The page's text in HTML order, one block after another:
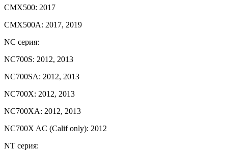
CMX500: 2017
CMX500A: 2017, 2019
NC серия:
NC700S: 2012, 2013
NC700SA: 2012, 2013
NC700X: 2012, 2013
NC700XA: 2012, 2013
NC700X AC (Calif only): 2012
NT серия: